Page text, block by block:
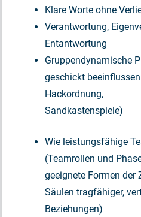
Klare Worte ohne
Verantwortung,
Entantwortung
Gruppendynamische
geschickt
Hackordnung,
Sandkastenspiele)
Wie leistungsfähige
(Teamrollen und
geeignete Formen der
Säulen tragfähiger,
Beziehungen)